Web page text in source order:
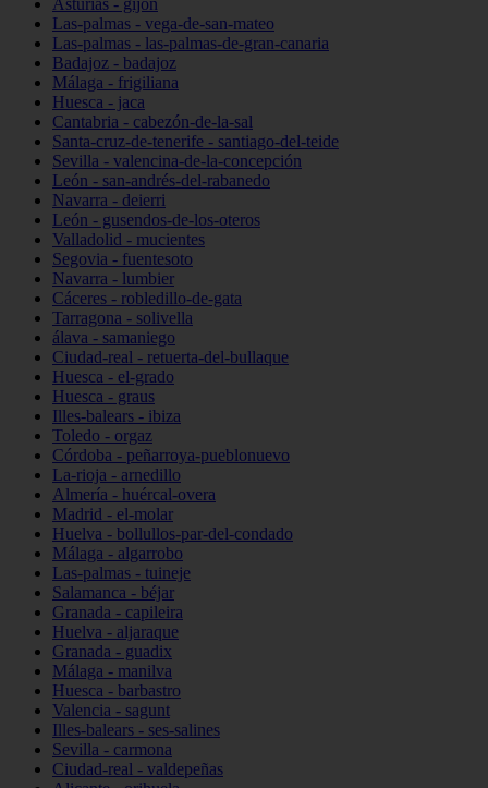
Asturias - gijón
Las-palmas - vega-de-san-mateo
Las-palmas - las-palmas-de-gran-canaria
Badajoz - badajoz
Málaga - frigiliana
Huesca - jaca
Cantabria - cabezón-de-la-sal
Santa-cruz-de-tenerife - santiago-del-teide
Sevilla - valencina-de-la-concepción
León - san-andrés-del-rabanedo
Navarra - deierri
León - gusendos-de-los-oteros
Valladolid - mucientes
Segovia - fuentesoto
Navarra - lumbier
Cáceres - robledillo-de-gata
Tarragona - solivella
álava - samaniego
Ciudad-real - retuerta-del-bullaque
Huesca - el-grado
Huesca - graus
Illes-balears - ibiza
Toledo - orgaz
Córdoba - peñarroya-pueblonuevo
La-rioja - arnedillo
Almería - huércal-overa
Madrid - el-molar
Huelva - bollullos-par-del-condado
Málaga - algarrobo
Las-palmas - tuineje
Salamanca - béjar
Granada - capileira
Huelva - aljaraque
Granada - guadix
Málaga - manilva
Huesca - barbastro
Valencia - sagunt
Illes-balears - ses-salines
Sevilla - carmona
Ciudad-real - valdepeñas